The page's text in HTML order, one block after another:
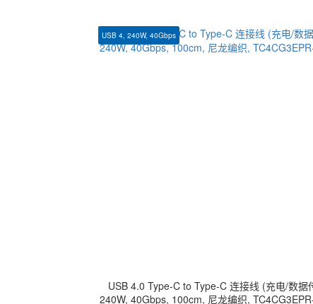
USB 4, 240W, 40Gbps
USB 4.0 Type-C to Type-C 连接线 (充电/数据
240W, 40Gbps, 100cm, 尼龙编织,